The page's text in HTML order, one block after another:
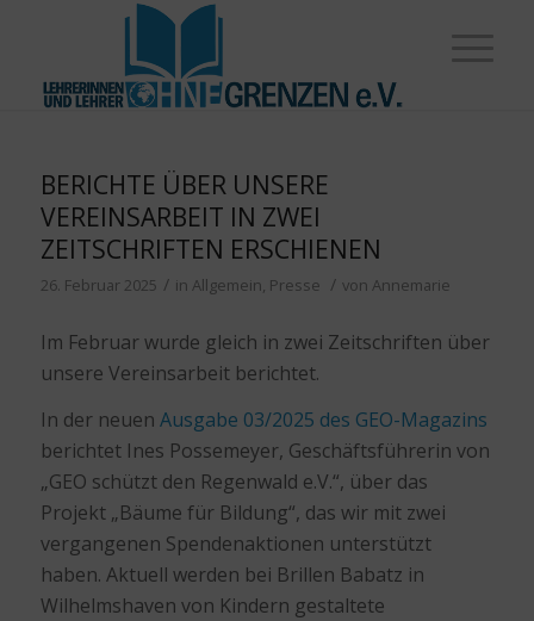
BERICHTE ÜBER UNSERE
VEREINSARBEIT IN ZWEI
ZEITSCHRIFTEN ERSCHIENEN
26. Februar 2025 / in Allgemein, Presse / von Annemarie
Im Februar wurde gleich in zwei Zeitschriften über
unsere Vereinsarbeit berichtet.
In der neuen Ausgabe 03/2025 des GEO-Magazins
berichtet Ines Possemeyer, Geschäftsführerin von
„GEO schützt den Regenwald e.V.“, über das
Projekt „Bäume für Bildung“, das wir mit zwei
vergangenen Spendenaktionen unterstützt
haben. Aktuell werden bei Brillen Babatz in
Wilhelmshaven von Kindern gestaltete